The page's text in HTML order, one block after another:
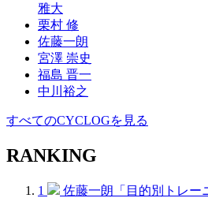
雅大
栗村 修
佐藤一朗
宮澤 崇史
福島 晋一
中川裕之
すべてのCYCLOGを見る
RANKING
1
佐藤一朗「目的別トレー